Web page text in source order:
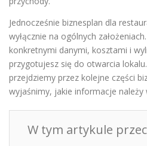
Jednocześnie biznesplan dla
wyłącznie na ogólnych
konkretnymi danymi, kosztami i
przygotujesz się do otwarcia
przejdziemy przez kolejne części
wyjaśnimy, jakie informacje należy
W tym artykule